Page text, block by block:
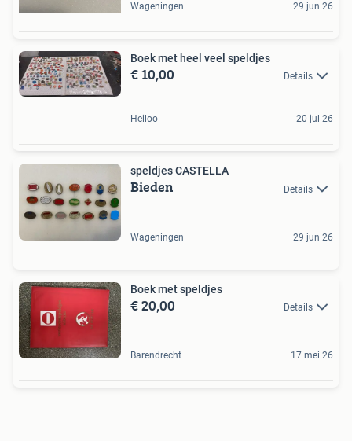
Wageningen 29 jun 26
Boek met heel veel speldjes
€ 10,00 Details
Heiloo 20 jul 26
speldjes CASTELLA
Bieden Details
Wageningen 29 jun 26
Boek met speldjes
€ 20,00 Details
Barendrecht 17 mei 26